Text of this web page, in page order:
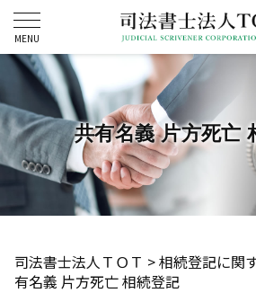
共有名義 片方死亡
司法書士法人ＴＯＴ >相続登記に関
有名義 片方死亡 相続登記